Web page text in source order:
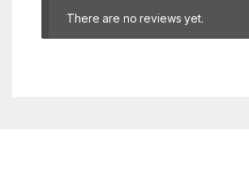
There are no reviews yet.